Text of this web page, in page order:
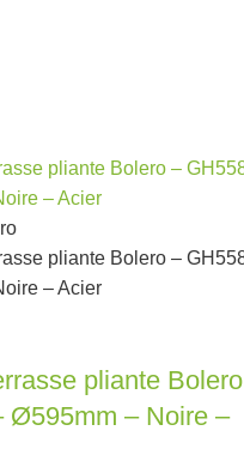
pliante Bolero
Ø595mm – Noire –